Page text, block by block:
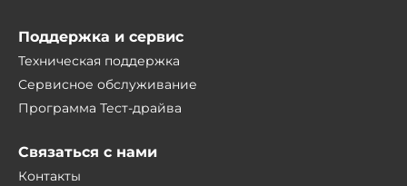
Поддержка и сервис
Техническая поддержка
Сервисное обслуживание
Программа Тест-драйва
Связаться с нами
Контакты